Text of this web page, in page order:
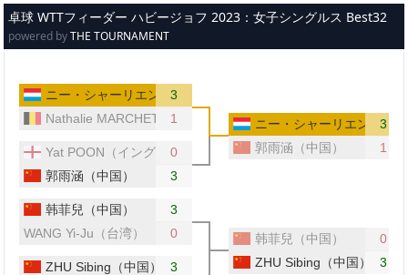
メインコンテンツへスキップ
卓球 WTTフィーダー ハビージョフ 2023：女子シングルス Best32
powered byTHE TOURNAMENT
ニー・シャーリエン（ルクセンブルク）
3
Nathalie MARCHETTI（ベルギー）
1
Yat POON（イングランド）
0
郭雨涵（中国）
3
韩菲兒（中国）
3
WANG Yi-Ju（台湾）
0
ZHU Sibing（中国）
3
ニー・シャーリエン（ル
3
郭雨涵（中国）
1
韩菲兒（中国）
0
ZHU Sibing（中国）
3